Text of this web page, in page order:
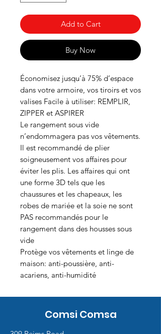
Add to Cart
Buy Now
Économisez jusqu’à 75% d’espace
dans votre armoire, vos tiroirs et vos
valises Facile à utiliser: REMPLIR,
ZIPPER et ASPIRER
Le rangement sous vide
n’endommagera pas vos vêtements.
Il est recommandé de plier
soigneusement vos affaires pour
éviter les plis. Les affaires qui ont
une forme 3D tels que les
chaussures et les chapeaux, les
robes de mariée et la soie ne sont
PAS recommandés pour le
rangement dans des housses sous
vide
Protège vos vêtements et linge de
maison: anti-poussière, anti-
acariens, anti-humidité
Comsi Comsa